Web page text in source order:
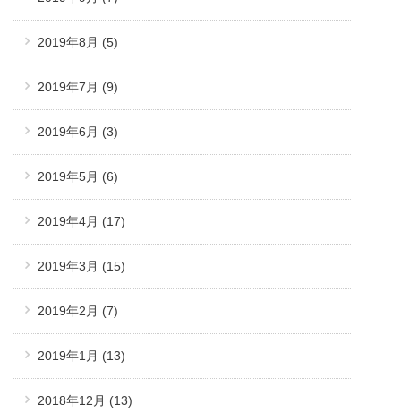
2019年8月 (5)
2019年7月 (9)
2019年6月 (3)
2019年5月 (6)
2019年4月 (17)
2019年3月 (15)
2019年2月 (7)
2019年1月 (13)
2018年12月 (13)